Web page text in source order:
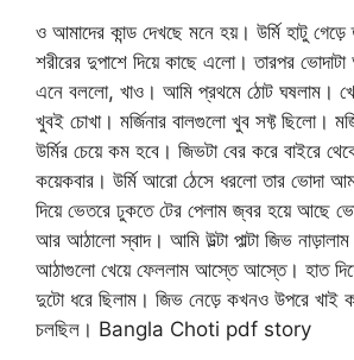
ও আমাদের কান্ড দেখছে মনে হয়। উর্মি হাটু
শরীরের দুপাশে দিয়ে কাছে এলো। তারপর
এনে বললো, খাও। আমি প্রথমে ঠোট ঘষলাম।
খুবই চোখা। মর্জিনার বালগুলো খুব সফ্ট ছিলো।
উর্মির চেয়ে কম হবে। জিভটা বের করে বাইরে
কয়েকবার। উর্মি আরো ঠেসে ধরলো তার ভোদা
দিয়ে ভেতরে ঢুকতে টের পেলাম জ্বর হয়ে আছে
আর আঠালো স্বাদ। আমি উল্টা পাল্টা জিভ
আঠাগুলো খেয়ে ফেললাম আস্তে আস্তে। হাত
দুটো ধরে ছিলাম। জিভ নেড়ে কখনও উপরে খাই
চলছিল। Bangla Choti pdf story